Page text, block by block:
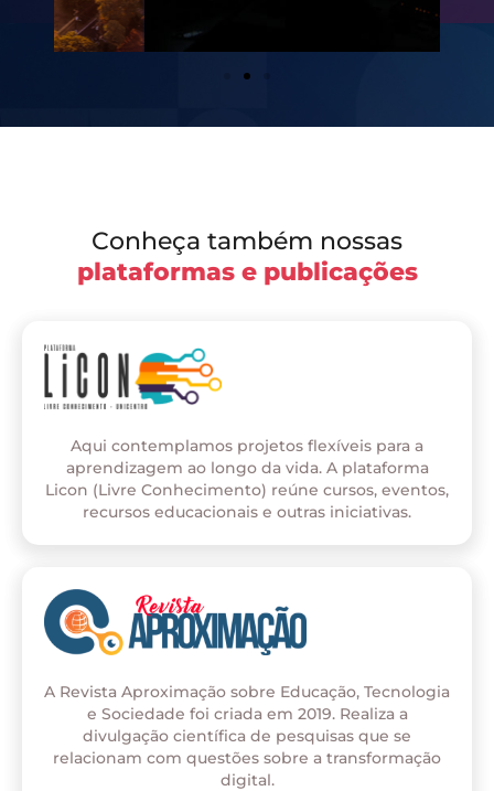
Conheça também nossas
plataformas e publicações
Aqui contemplamos projetos flexíveis para a
aprendizagem ao longo da vida. A plataforma
Licon (Livre Conhecimento) reúne cursos, eventos,
recursos educacionais e outras iniciativas.
A Revista Aproximação sobre Educação, Tecnologia
e Sociedade foi criada em 2019. Realiza a
divulgação científica de pesquisas que se
relacionam com questões sobre a transformação
digital.